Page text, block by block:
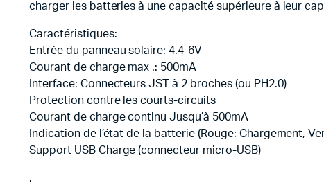
charger les batteries à une capacité supérieure à leur
Caractéristiques:
Entrée du panneau solaire: 4.4-6V
Courant de charge max .: 500mA
Interface: Connecteurs JST à 2 broches (ou PH2.0)
Protection contre les courts-circuits
Courant de charge continu Jusqu’à 500mA
Indication de l’état de la batterie (Rouge: Chargement,
Support USB Charge (connecteur micro-USB)
.